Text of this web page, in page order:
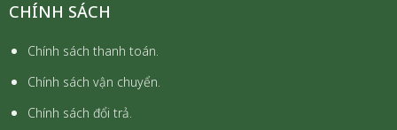
CHÍNH SÁCH
Chính sách thanh toán.
Chính sách vận chuyển.
Chính sách đổi trả.